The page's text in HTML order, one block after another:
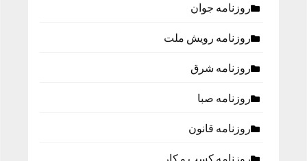
روزنامه جوان
روزنامه رویش ملت
روزنامه شرق
روزنامه صبا
روزنامه قانون
روزنامه كسب و كار